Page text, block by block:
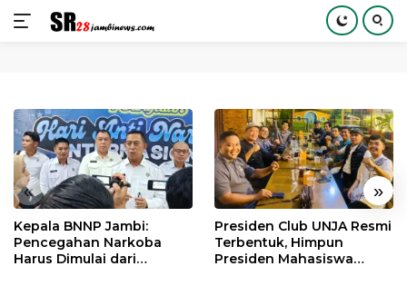
konten
« »
Kepala BNNP Jambi:
Pencegahan Narkoba
Harus Dimulai dari
Presiden Club UNJA Resmi
Terbentuk, Himpun
Presiden Mahasiswa